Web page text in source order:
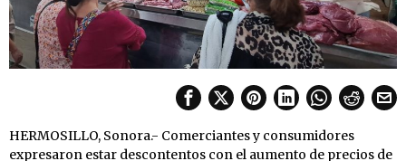
HERMOSILLO, Sonora.- Comerciantes y consumidores
expresaron estar descontentos con el aumento de precios de